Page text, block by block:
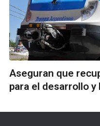
Aseguran que
para el desarrollo